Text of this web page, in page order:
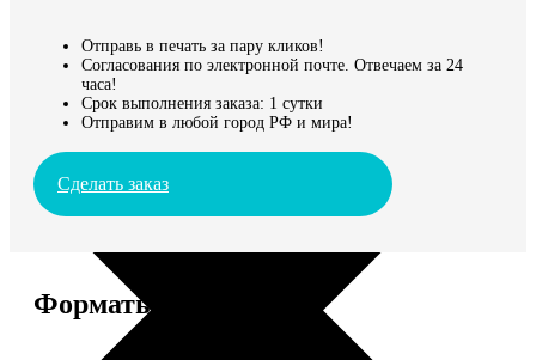
Отправь в печать за пару кликов!
Согласования по электронной почте. Отвечаем за 24
часа!
Срок выполнения заказа: 1 сутки
Отправим в любой город РФ и мира!
Сделать заказ
Форматы и цены